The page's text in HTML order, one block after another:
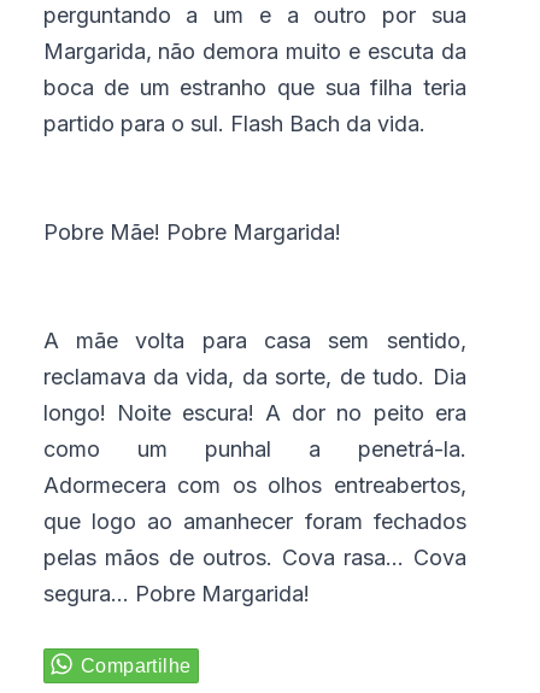
perguntando a um e a outro por sua
Margarida, não demora muito e escuta da
boca de um estranho que sua filha teria
partido para o sul. Flash Bach da vida.
Pobre Mãe! Pobre Margarida!
A mãe volta para casa sem sentido,
reclamava da vida, da sorte, de tudo. Dia
longo! Noite escura! A dor no peito era
como um punhal a penetrá-la.
Adormecera com os olhos entreabertos,
que logo ao amanhecer foram fechados
pelas mãos de outros. Cova rasa... Cova
segura... Pobre Margarida!